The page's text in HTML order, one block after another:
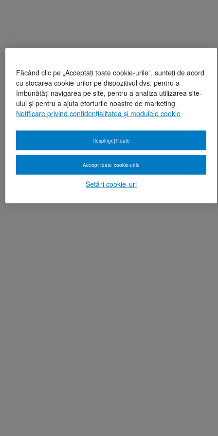
Făcând clic pe „Acceptați toate cookie-urile”, sunteți de acord
cu stocarea cookie-urilor pe dispozitivul dvs. pentru a
îmbunătăți navigarea pe site, pentru a analiza utilizarea site-
ului și pentru a ajuta eforturile noastre de marketing
Notificare privind confidențialitatea și modulele cookie
Setări cookie-uri
Respingeți toate
Accept toate cookie-urile